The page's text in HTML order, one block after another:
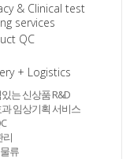
& Clinical test
services
QC
+ Logistics
있는 신상품 R&D
과 임상기획 서비스
리
물류